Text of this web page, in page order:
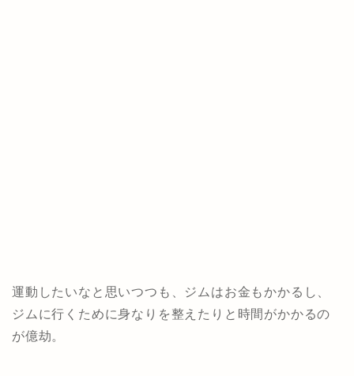
運動したいなと思いつつも、ジムはお金もかかるし、
ジムに行くために身なりを整えたりと時間がかかるの
が億劫。